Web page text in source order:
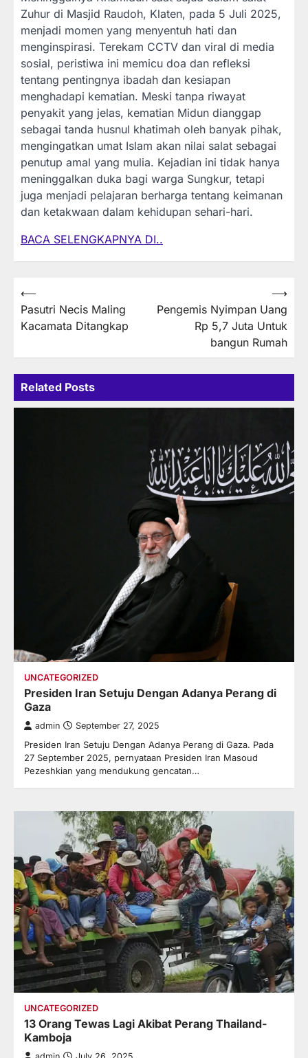
Zuhur di Masjid Raudoh, Klaten, pada 5 Juli 2025,
menjadi momen yang menyentuh hati dan
menginspirasi. Terekam CCTV dan viral di media
sosial, peristiwa ini memicu doa dan refleksi
tentang pentingnya ibadah dan kesiapan
menghadapi kematian. Meski tanpa riwayat
penyakit yang jelas, kematian Midun dianggap
sebagai tanda husnul khatimah oleh banyak pihak,
mengingatkan umat Islam akan nilai salat sebagai
penutup amal yang mulia. Kejadian ini tidak hanya
meninggalkan duka bagi warga Sungkur, tetapi
juga menjadi pelajaran berharga tentang keimanan
dan ketakwaan dalam kehidupan sehari-hari.
BACA SELENGKAPNYA DI..
Post
navigation
⟵
Pasutri Necis Maling
Kacamata Ditangkap
Pengemis Nyimpan Uang
Rp 5,7 Juta Untuk
bangun Rumah
⟶
Related Posts
UNCATEGORIZED
Presiden Iran Setuju Dengan Adanya Perang di
Gaza
admin September 27, 2025
Presiden Iran Setuju Dengan Adanya Perang di Gaza. Pada
27 September 2025, pernyataan Presiden Iran Masoud
Pezeshkian yang mendukung gencatan…
UNCATEGORIZED
13 Orang Tewas Lagi Akibat Perang Thailand-
Kamboja